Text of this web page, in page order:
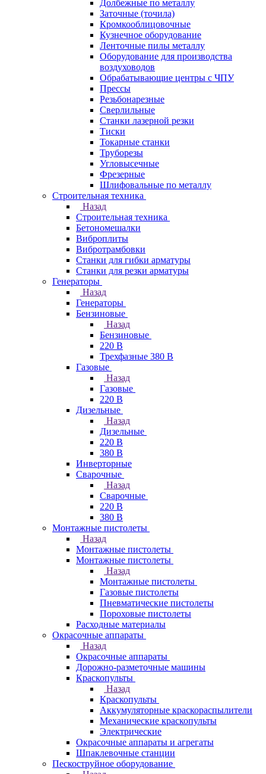
Долбежные по металлу
Заточные (точила)
Кромкооблицовочные
Кузнечное оборудование
Ленточные пилы металлу
Оборудование для производства
воздуховодов
Обрабатывающие центры с ЧПУ
Прессы
Резьбонарезные
Сверлильные
Станки лазерной резки
Тиски
Токарные станки
Труборезы
Угловысечные
Фрезерные
Шлифовальные по металлу
Строительная техника
Назад
Строительная техника
Бетономешалки
Виброплиты
Вибротрамбовки
Станки для гибки арматуры
Станки для резки арматуры
Генераторы
Назад
Генераторы
Бензиновые
Назад
Бензиновые
220 В
Трехфазные 380 В
Газовые
Назад
Газовые
220 В
Дизельные
Назад
Дизельные
220 В
380 В
Инверторные
Сварочные
Назад
Сварочные
220 В
380 В
Монтажные пистолеты
Назад
Монтажные пистолеты
Монтажные пистолеты
Назад
Монтажные пистолеты
Газовые пистолеты
Пневматические пистолеты
Пороховые пистолеты
Расходные материалы
Окрасочные аппараты
Назад
Окрасочные аппараты
Дорожно-разметочные машины
Краскопульты
Назад
Краскопульты
Аккумуляторные краскораспылители
Механические краскопульты
Электрические
Окрасочные аппараты и агрегаты
Шпаклевочные станции
Пескоструйное оборудование